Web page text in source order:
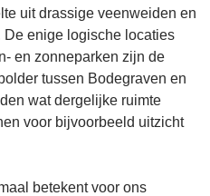
uit drassige veenweiden en
enige logische locaties
en zonneparken zijn de
tussen Bodegraven en
wat dergelijke ruimte
voor bijvoorbeeld uitzicht
betekent voor ons